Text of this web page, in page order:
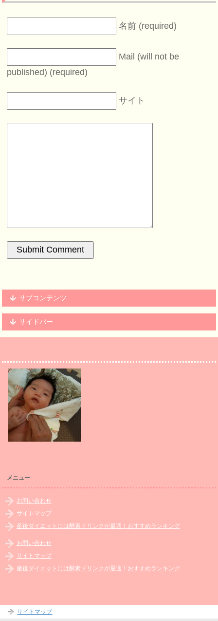
名前 (required)
Mail (will not be
published) (required)
サイト
サブコンテンツ
サイドバー
メニュー
お問い合わせ
サイトマップ
産後ダイエットには酵素ドリンクが最適！おすすめランキング
お問い合わせ
サイトマップ
産後ダイエットには酵素ドリンクが最適！おすすめランキング
サイトマップ